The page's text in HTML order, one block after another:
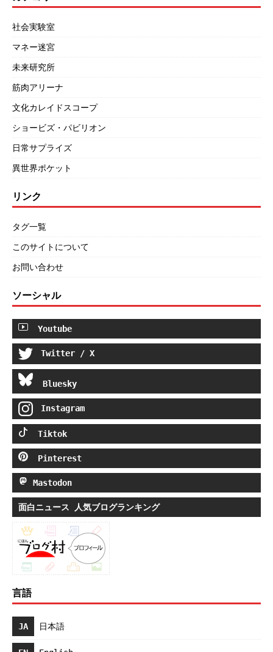
社会実験室
マネー迷宮
未来研究所
筋肉アリーナ
文化カレイドスコープ
ショービズ・パビリオン
日常サプライズ
異世界ポケット
リンク
タグ一覧
このサイトについて
お問い合わせ
ソーシャル
Youtube
Twitter / X
Bluesky
Instagram
Tiktok
Pinterest
Mastodon
面白ニュース 人気ブログランキング
言語
JA 日本語